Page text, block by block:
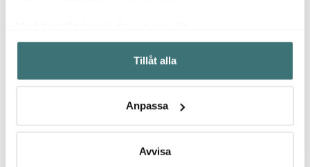
Samla in information om din geografiska plats som
kan ha en noggrannhet på upp till flera meter
Identifiera din enhet genom att aktivt skanna den för
Ta reda på mer om hur dina personliga uppgifter
Du kan ändra eller dra tillbaka ditt samtycke när som
Tillåt alla
Anpassa
Avvisa
Låt dig inspireras av våra kunder